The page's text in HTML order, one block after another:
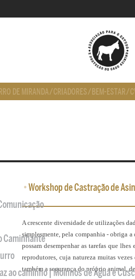
DE MIRANDA/CRIADORES/ BEM-ESTAR/
•Workshop de Castração de
A crescente diversidade de utilizações
simplesmente, pela companhia - obriga
possam desempenhar as tarefas que
reprodutores, cuja natureza muitas
também a segurança do próprio animal,
Caminhante
ao caminho | Moinhos de Água e